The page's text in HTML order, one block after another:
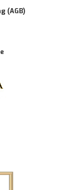
(AGB)